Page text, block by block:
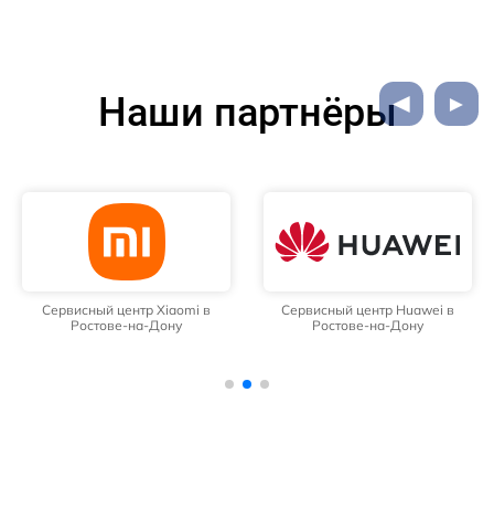
Наши партнёры
Сервисный центр Xiaomi в
Ростове-на-Дону
Сервисный центр Huawei в
Ростове-на-Дону